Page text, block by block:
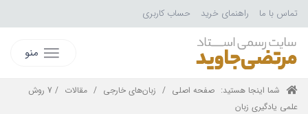
تماس با ما راهنمای خرید حساب کاربری
منو
شما اینجا هستید: صفحه اصلی / زبان‌های خارجی / مقالات
/ 7 روش
علمی یادگیری زبان